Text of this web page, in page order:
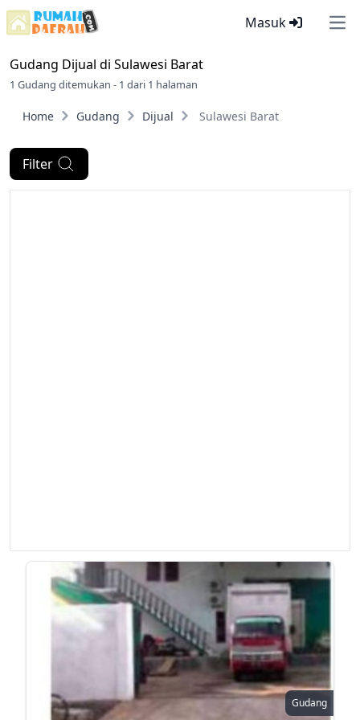
Masuk
Gudang Dijual di Sulawesi Barat
1 Gudang ditemukan - 1 dari 1 halaman
Home Gudang Dijual Sulawesi Barat
Filter
Gudang